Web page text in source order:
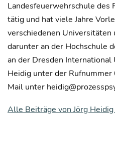
Landesfeuerwehrschule des
tätig und hat viele Jahre
verschiedenen Universitäten
darunter an der Hochschule
an der Dresden
Heidig unter der
Mail unter
Alle Beiträge von Jörg Heidig